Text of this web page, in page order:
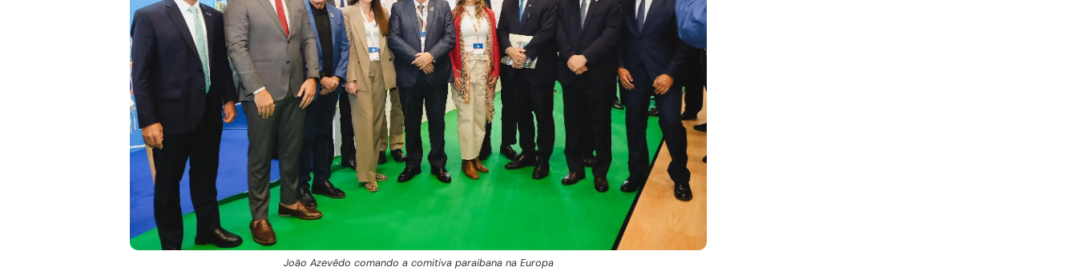
João Azevêdo comando a comitiva paraibana na Europa